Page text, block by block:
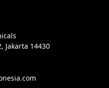
Jakarta 14430